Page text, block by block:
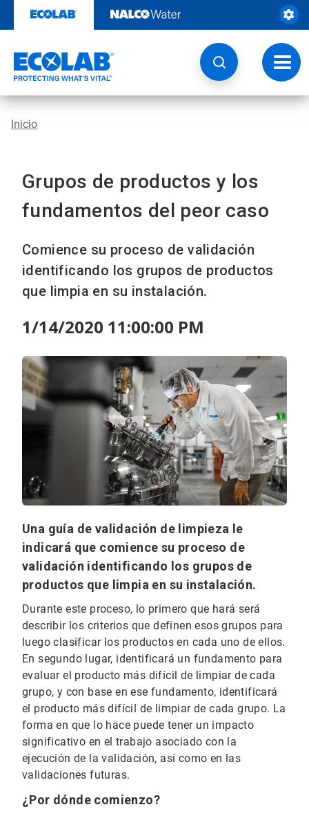
contenido
Botón
de
Inicio
Grupos de productos y los
fundamentos del peor caso
Comience su proceso de validación
identificando los grupos de productos
que limpia en su instalación.
1/14/2020 11:00:00 PM
Una guía de validación de limpieza le
indicará que comience su proceso de
validación identificando los grupos de
productos que limpia en su instalación.
Durante este proceso, lo primero que hará será
describir los criterios que definen esos grupos para
luego clasificar los productos en cada uno de ellos.
En segundo lugar, identificará un fundamento para
evaluar el producto más difícil de limpiar de cada
grupo, y con base en ese fundamento, identificará
el producto más difícil de limpiar de cada grupo. La
forma en que lo hace puede tener un impacto
significativo en el trabajo asociado con la
ejecución de la validación, así como en las
validaciones futuras.
¿Por dónde comienzo?